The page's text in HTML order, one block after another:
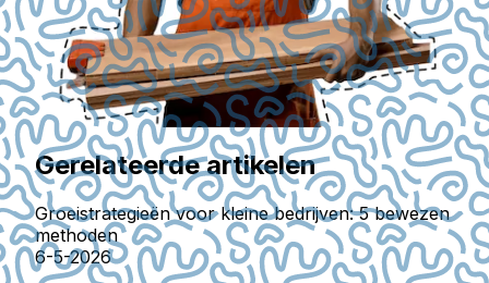
Gerelateerde artikelen
Groeistrategieën voor kleine bedrijven: 5 bewezen
methoden
6-5-2026